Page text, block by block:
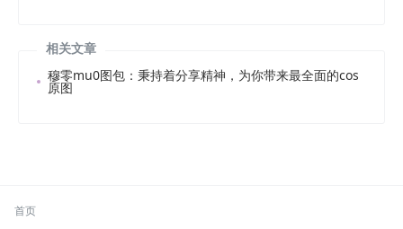
相关文章
穆零mu0图包：秉持着分享精神，为你带来最全面的cos
原图
首页